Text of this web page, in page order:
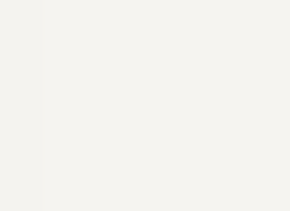
M. Hain (?)
archéologique liégeois
et de mathématiques de l'Académie